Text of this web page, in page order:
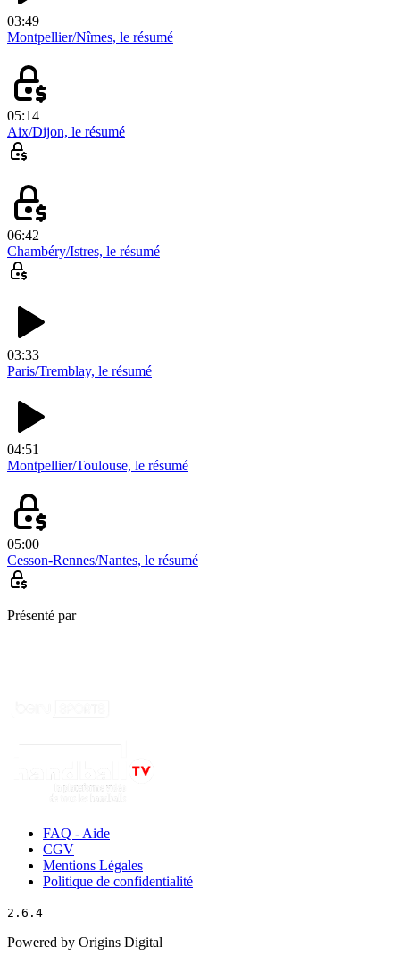
03:49
Montpellier/Nîmes, le résumé
05:14
Aix/Dijon, le résumé
06:42
Chambéry/Istres, le résumé
03:33
Paris/Tremblay, le résumé
04:51
Montpellier/Toulouse, le résumé
05:00
Cesson-Rennes/Nantes, le résumé
Présenté par
FAQ - Aide
CGV
Mentions Légales
Politique de confidentialité
2.6.4
Powered by Origins Digital